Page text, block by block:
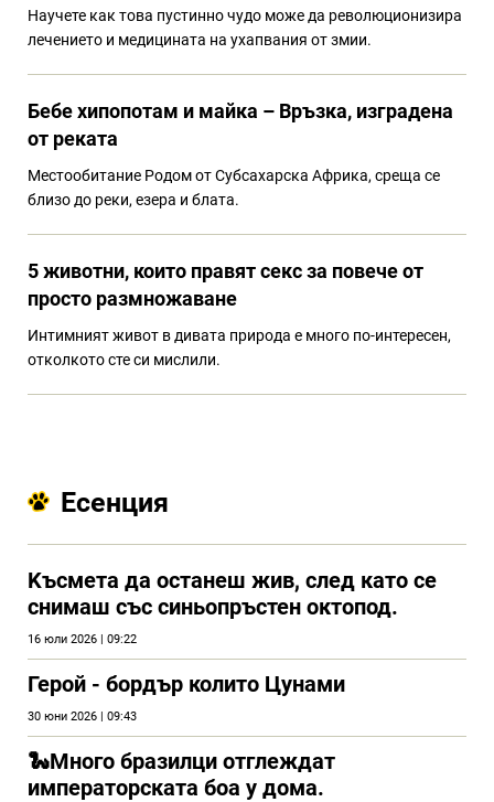
Научете как това пустинно чудо може да революционизира
лечението и медицината на ухапвания от змии.
Бебе хипопотам и майка – Връзка, изградена
от реката
Местообитание Родом от Субсахарска Африка, среща се
близо до реки, езера и блата.
5 животни, които правят секс за повече от
просто размножаване
Интимният живот в дивата природа е много по-интересен,
отколкото сте си мислили.
Есенция
Kъсмета да останеш жив, след като се
снимаш със синьопръстен октопод.
16 юли 2026 | 09:22
Герой - бордър колито Цунами
30 юни 2026 | 09:43
🐍Много бразилци отглеждат
императорската боа у дома.